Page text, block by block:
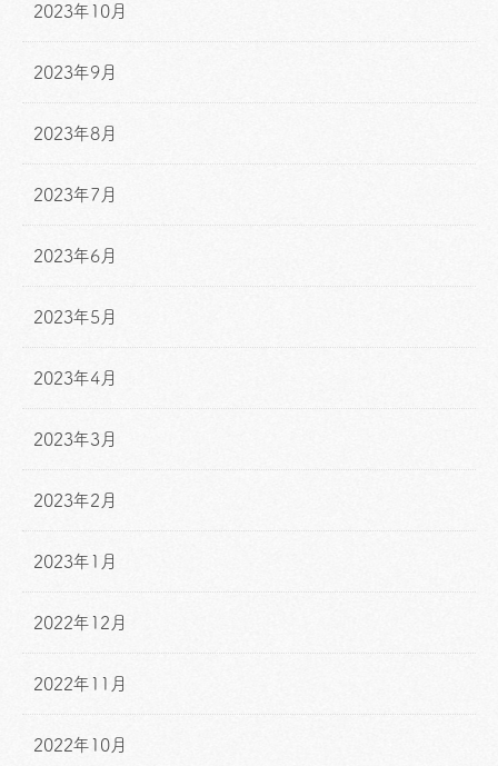
2023年10月
2023年9月
2023年8月
2023年7月
2023年6月
2023年5月
2023年4月
2023年3月
2023年2月
2023年1月
2022年12月
2022年11月
2022年10月